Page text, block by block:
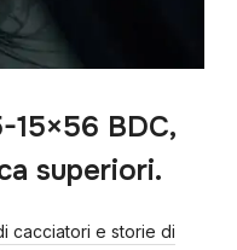
BDC,
superiori.
cacciatori e storie di